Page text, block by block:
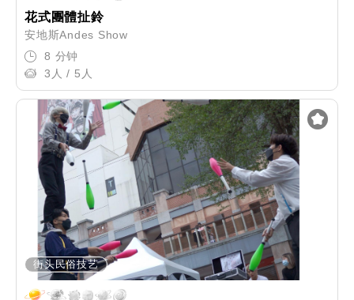
花式團體扯鈴
安地斯Andes Show
8 分钟
3人 / 5人
街头民俗技艺